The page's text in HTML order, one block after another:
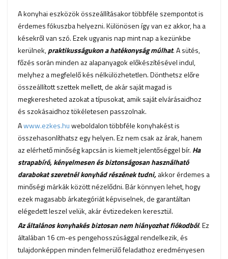
A konyhai eszközök összeállításakor többféle szempontot is
érdemes fókuszba helyezni. Különösen így van ez akkor, ha a
késekről van szó. Ezek ugyanis nap mint nap a kezünkbe
kerülnek,praktikusságukon a hatékonyság múlhat. A sütés,
főzés során minden az alapanyagok előkészítésével indul,
melyhez a megfelelő kés nélkülözhetetlen. Dönthetsz előre
összeállított szettek mellett, de akár saját magad is
megkeresheted azokat a típusokat, amik saját elvárásaidhoz
és szokásaidhoz tökéletesen passzolnak.
Awww.ezkes.huweboldalon többféle konyhakést is
összehasonlíthatsz egy helyen. Ez nem csak az árak, hanem
az elérhető minőség kapcsán is kiemelt jelentőséggel bír. Ha
strapabíró, kényelmesen és biztonságosan használható
darabokat szeretnél konyhád részének tudni,akkor érdemes a
minőségi márkák között nézelődni. Bár könnyen lehet, hogy
ezek magasabb árkategóriát képviselnek, de garantáltan
elégedett leszel velük, akár évtizedeken keresztül.
Az általános konyhakés biztosan nem hiányozhat fiókodból. Ez
általában 16 cm-es pengehosszúsággal rendelkezik, és
tulajdonképpen minden felmerülő feladathoz eredményesen